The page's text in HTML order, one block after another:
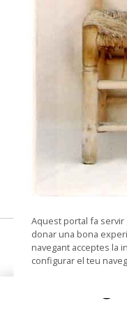
© Museu de les
Aquest portal fa
donar una bona
navegant acceptes la
configurar el teu